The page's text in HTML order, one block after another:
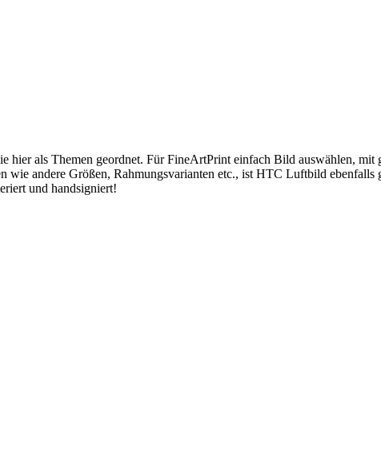
hier als Themen geordnet. Für FineArtPrint einfach Bild auswählen,
andere Größen, Rahmungsvarianten etc., ist HTC Luftbild ebenfalls
und handsigniert!